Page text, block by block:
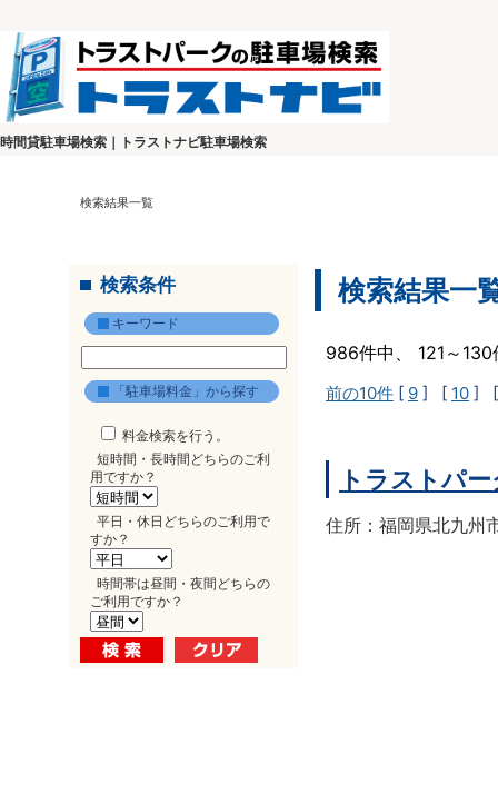
時間貸駐車場検索｜トラストナビ駐車場検索
検索結果一覧
検索条件
キーワード
「駐車場料金」から探す
料金検索を行う。
短時間・長時間どちらのご利
用ですか？
平日・休日どちらのご利用で
すか？
時間帯は昼間・夜間どちらの
ご利用ですか？
検索結果一
986件中、 121～
前の10件 [ 9 ] [ 10 ]
トラストパ
住所：福岡県北九州